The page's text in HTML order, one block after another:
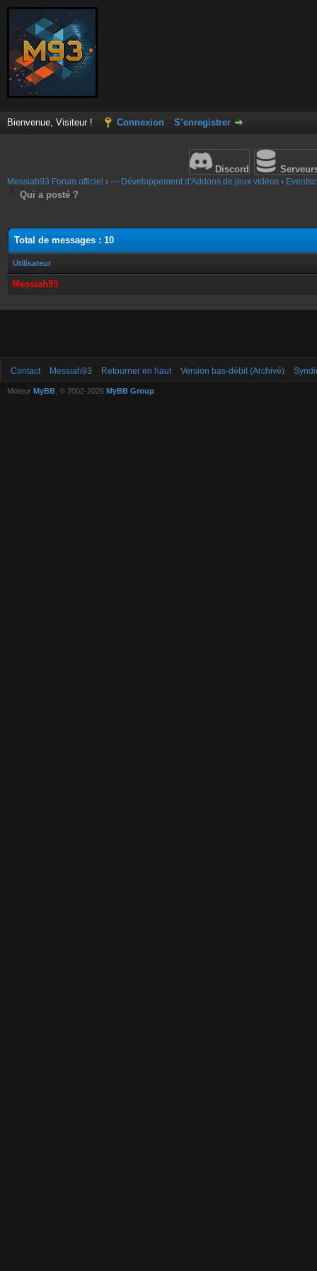
Bienvenue, Visiteur ! Connexion S’enregistrer
Discord
Messiah93 Forum officiel › — Développement d'Addons de jeux vidéos ›
Qui a posté ?
Total de messages : 10
Utilisateur
Messiah93
Contact Messiah93 Retourner en haut Version bas-débit (Archivé)
Moteur MyBB , © 2002-2026 MyBB Group